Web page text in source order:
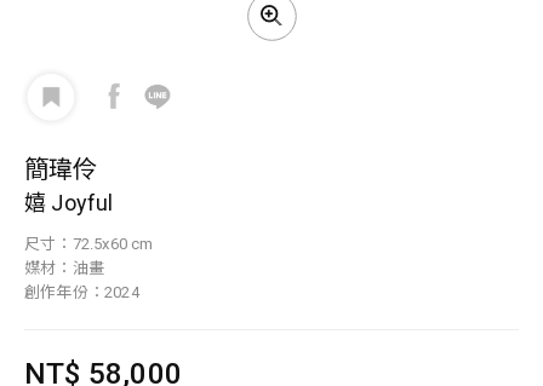
簡瑋伶
嬉 Joyful
尺寸：72.5x60 cm
媒材：油畫
創作年份：2024
NT$ 58,000